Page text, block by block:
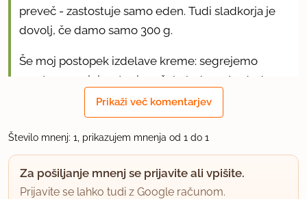
preveč - zastostuje samo eden. Tudi sladkorja je
dovolj, če damo samo 300 g.
Še moj postopek izdelave kreme: segrejemo
smetano, v njej raztopimo čokolado, nato dodamo
vanilin in navaden sladkor ter na koncu vmešamo
recept pa je žal zelo površno in nenatančno
napisan.
Prikaži več komentarjev
Število mnenj: 1, prikazujem mnenja od 1 do 1
Za pošiljanje mnenj se prijavite ali vpišite.
Prijavite se lahko tudi z Google računom.